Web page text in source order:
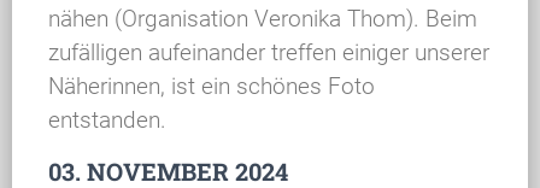
nähen (Organisation Veronika Thom). Beim
zufälligen aufeinander treffen einiger unserer
Näherinnen, ist ein schönes Foto
entstanden.
03. NOVEMBER 2024